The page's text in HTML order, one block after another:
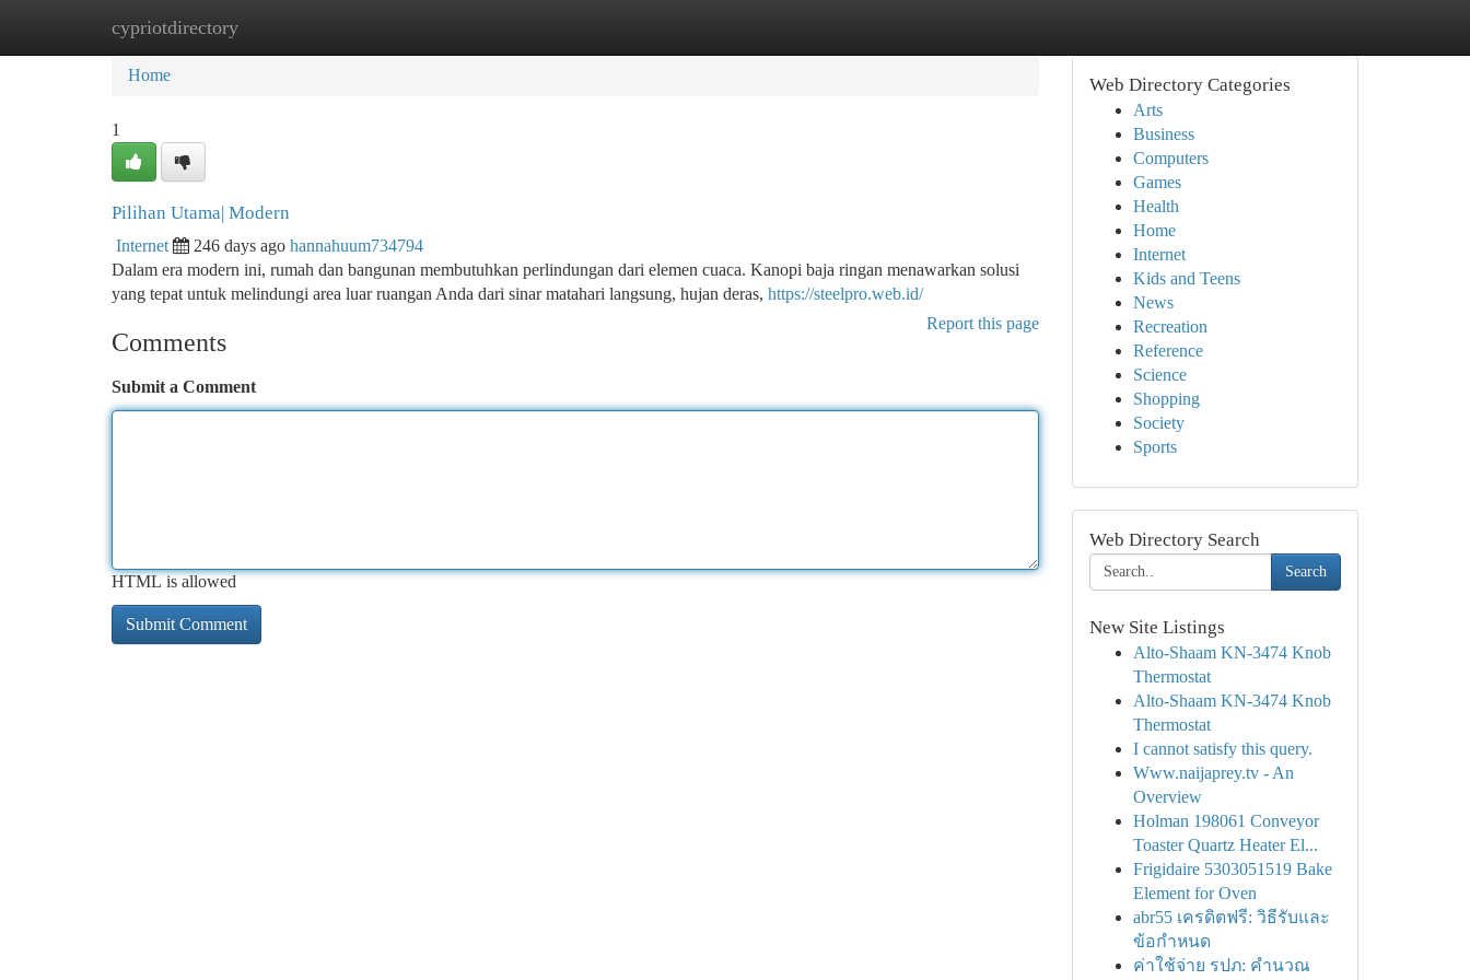
cypriotdirectory
Home New Site Listings
Home
1
Pilihan Utama| Modern
Internet 246 days ago hannahuum734794
Dalam era modern ini, rumah dan bangunan membutuhkan perlindungan dari elemen cuaca. Kanopi baja ringan menawarkan solusi
yang tepat untuk melindungi area luar ruangan Anda dari sinar matahari langsung, hujan deras, https://steelpro.web.id/
Report this page
Comments
Submit a Comment
HTML is allowed
Web Directory Categories
Arts
Business
Computers
Games
Health
Home
Internet
Kids and Teens
News
Recreation
Reference
Science
Shopping
Society
Sports
Web Directory Search
Search
New Site Listings
Alto-Shaam KN-3474 Knob
Thermostat
Alto-Shaam KN-3474 Knob
Thermostat
I cannot satisfy this query.
Www.naijaprey.tv - An
Overview
Holman 198061 Conveyor
Toaster Quartz Heater El...
Frigidaire 5303051519 Bake
Element for Oven
abr55 เครดิตฟรี: วิธีรับและ
ข้อกำหนด
ค่าใช้จ่าย รปภ: คำนวณ